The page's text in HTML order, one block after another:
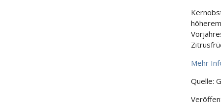
Mehr
Quelle: